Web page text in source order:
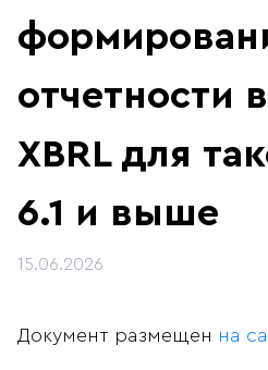
отчетности
XBRL для
6.1 и выше
15.06.2026
Документ размещен на